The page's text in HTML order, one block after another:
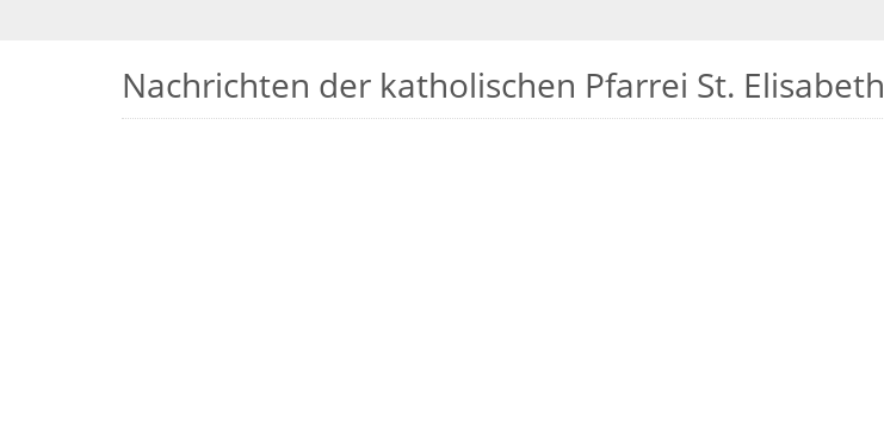
Nachrichten der katholischen Pfarrei St. Elisabeth